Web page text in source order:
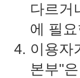
다르거
에 필
이용자
본부"